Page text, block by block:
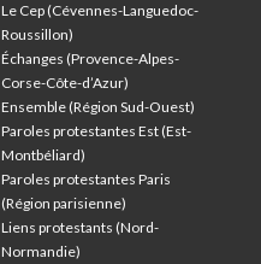
Le Cep (Cévennes-Languedoc-
Roussillon)
Échanges (Provence-Alpes-
Corse-Côte-d’Azur)
Ensemble (Région Sud-Ouest)
Paroles protestantes Est (Est-
Montbéliard)
Paroles protestantes Paris
(Région parisienne)
Liens protestants (Nord-
Normandie)